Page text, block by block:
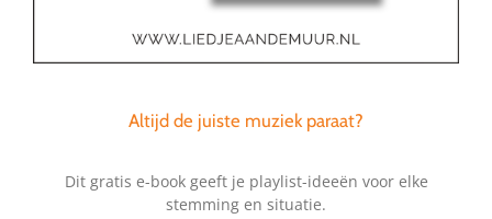
Altijd de juiste muziek paraat?
Dit gratis e-book geeft je playlist-ideeën voor elke
stemming en situatie.